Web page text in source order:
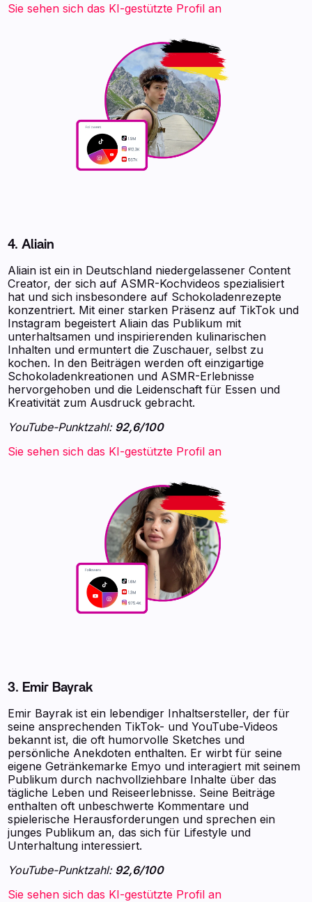
Sie sehen sich das KI-gestützte Profil an
4. Aliain
Aliain ist ein in Deutschland niedergelassener Content
Creator, der sich auf ASMR-Kochvideos spezialisiert
hat und sich insbesondere auf Schokoladenrezepte
konzentriert. Mit einer starken Präsenz auf TikTok und
Instagram begeistert Aliain das Publikum mit
unterhaltsamen und inspirierenden kulinarischen
Inhalten und ermuntert die Zuschauer, selbst zu
kochen. In den Beiträgen werden oft einzigartige
Schokoladenkreationen und ASMR-Erlebnisse
hervorgehoben und die Leidenschaft für Essen und
Kreativität zum Ausdruck gebracht.
YouTube-Punktzahl:92,6/100
Sie sehen sich das KI-gestützte Profil an
3. Emir Bayrak
Emir Bayrak ist ein lebendiger Inhaltsersteller, der für
seine ansprechenden TikTok- und YouTube-Videos
bekannt ist, die oft humorvolle Sketches und
persönliche Anekdoten enthalten. Er wirbt für seine
eigene Getränkemarke Emyo und interagiert mit seinem
Publikum durch nachvollziehbare Inhalte über das
tägliche Leben und Reiseerlebnisse. Seine Beiträge
enthalten oft unbeschwerte Kommentare und
spielerische Herausforderungen und sprechen ein
junges Publikum an, das sich für Lifestyle und
Unterhaltung interessiert.
YouTube-Punktzahl:92,6/100
Sie sehen sich das KI-gestützte Profil an